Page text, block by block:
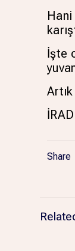
İşte
Share